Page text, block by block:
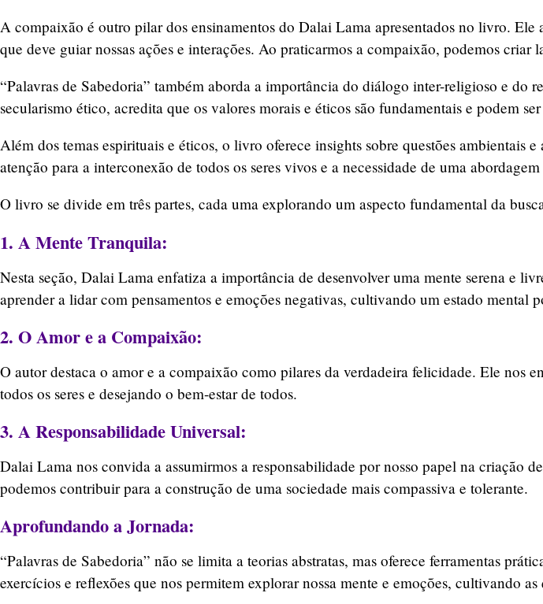
A compaixão é outro pilar dos ensinamentos do Dalai Lama apresentados no livro.
que deve guiar nossas ações e interações. Ao praticarmos a compaixão, podemos
“Palavras de Sabedoria” também aborda a importância do diálogo inter-religioso e do
secularismo ético, acredita que os valores morais e éticos são fundamentais e podem
Além dos temas espirituais e éticos, o livro oferece insights sobre questões
atenção para a interconexão de todos os seres vivos e a necessidade de uma
O livro se divide em três partes, cada uma explorando um aspecto fundamental da
1. A Mente Tranquila:
Nesta seção, Dalai Lama enfatiza a importância de desenvolver uma mente serena e
aprender a lidar com pensamentos e emoções negativas, cultivando um estado mental
2. O Amor e a Compaixão:
O autor destaca o amor e a compaixão como pilares da verdadeira felicidade. Ele nos
todos os seres e desejando o bem-estar de todos.
3. A Responsabilidade Universal:
Dalai Lama nos convida a assumirmos a responsabilidade por nosso papel na
podemos contribuir para a construção de uma sociedade mais compassiva e tolerante.
Aprofundando a Jornada:
“Palavras de Sabedoria” não se limita a teorias abstratas, mas oferece ferramentas
exercícios e reflexões que nos permitem explorar nossa mente e emoções, cultivando